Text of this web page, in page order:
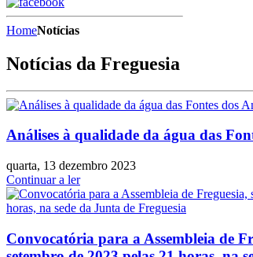
HomeNotícias
Notícias da Freguesia
Análises à qualidade da água das
quarta, 13 dezembro 2023
Continuar a ler
Convocatória para a Assembleia de